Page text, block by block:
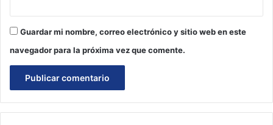
Guardar mi nombre, correo electrónico y sitio web en este
navegador para la próxima vez que comente.